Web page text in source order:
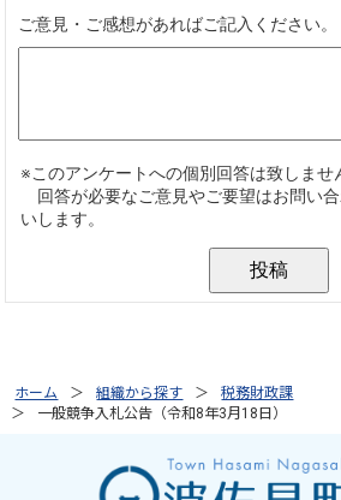
ホーム 組織から探す
税務財政課
一般競争入札公告（令和8年3月18日）